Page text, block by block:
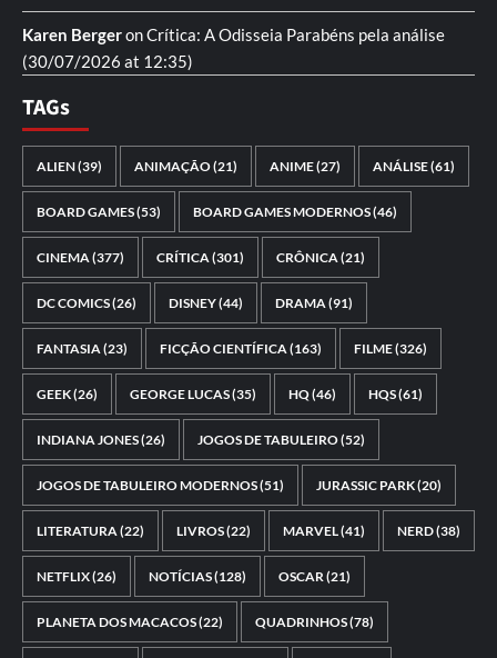
Karen BergeronCrítica: A Odisseia Parabéns pela análise
(30/07/2026 at 12:35)
TAGs
ALIEN(39) ANIMAÇÃO(21) ANIME(27) ANÁLISE(61)
BOARD GAMES(53) BOARD GAMES MODERNOS(46)
CINEMA(377) CRÍTICA(301) CRÔNICA(21)
DC COMICS(26) DISNEY(44) DRAMA(91)
FANTASIA(23) FICÇÃO CIENTÍFICA(163) FILME(326)
GEEK(26) GEORGE LUCAS(35) HQ(46) HQS(61)
INDIANA JONES(26) JOGOS DE TABULEIRO(52)
JOGOS DE TABULEIRO MODERNOS(51) JURASSIC PARK(20)
LITERATURA(22) LIVROS(22) MARVEL(41) NERD(38)
NETFLIX(26) NOTÍCIAS(128) OSCAR(21)
PLANETA DOS MACACOS(22) QUADRINHOS(78)